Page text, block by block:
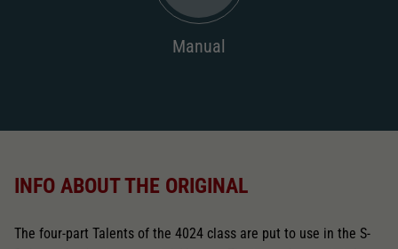
Manual
INFO ABOUT THE ORIGINAL
The four-part Talents of the 4024 class are put to use in the S-